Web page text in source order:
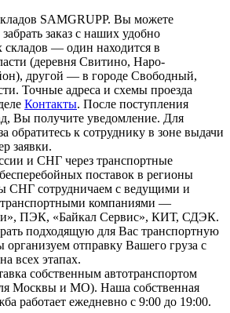
SAMGRUPP. Вы можете
заказ с наших удобно
— один находится в
(деревня Свитино, Наро-
другой — в городе Свободный,
Точные адреса и схемы проезда
Контакты. После поступления
Вы получите уведомление. Для
обратитесь к сотруднику в зоне выдачи
заявки.
и СНГ через транспортные
поставок в регионы
СНГ сотрудничаем с ведущими и
компаниями —
ПЭК, «Байкал Сервис», КИТ, СДЭК.
подходящую для Вас транспортную
отправку Вашего груза с
всех этапах.
собственным автотранспортом
Москвы и МО). Наша собственная
работает ежедневно с 9:00 до 19:00.